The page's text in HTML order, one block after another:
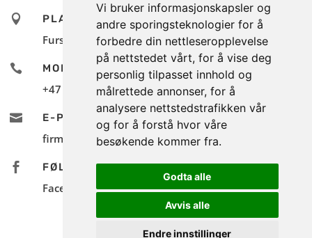
Vi bruker informasjonskapsler og
andre sporingsteknologier for å
forbedre din nettleseropplevelse
på nettstedet vårt, for å vise deg
personlig tilpasset innhold og
målrettede annonser, for å
analysere nettstedstrafikken vår
og for å forstå hvor våre
besøkende kommer fra.
Godta alle
Avvis alle
Endre innstillinger
 PLASSERING
Furstål AS Industriveien 5 9062 Furuflaten
 MOBIL
+47 777 11 200
 E-POST
firmapost@furstal.no
 FØLG OSS
Facebook